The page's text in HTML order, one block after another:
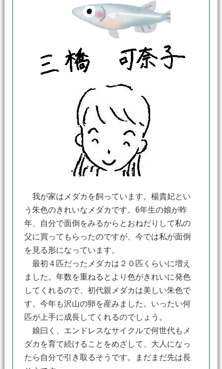
我が家はメダカを飼っています。楊貴妃とい
う朱色のきれいなメダカです。6年生の娘が昨
年、自分で面倒をみるからとおねだりして私の
父に買ってもらったのですが、今では私が面倒
を見る形になっています。
最初４匹だったメダカは２０匹くらいに増え
ました。年数を重ねるとより色がきれいに発色
してくれるので、初代親メダカは美しい朱色で
す。今年も沢山の卵を産みました。いったい何
匹が上手に成長してくれるのでしょう。
娘曰く、エンドレスなサイクルで何世代もメ
ダカを育て続けることをめざして、大人になっ
たら自分で引き取るそうです。まだまだ先は長